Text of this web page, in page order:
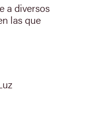
a diversos
las que